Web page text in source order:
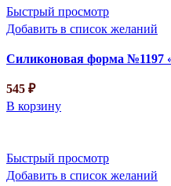
Быстрый просмотр
Добавить в список желаний
Силиконовая форма №1197
545 ₽
В корзину
Быстрый просмотр
Добавить в список желаний